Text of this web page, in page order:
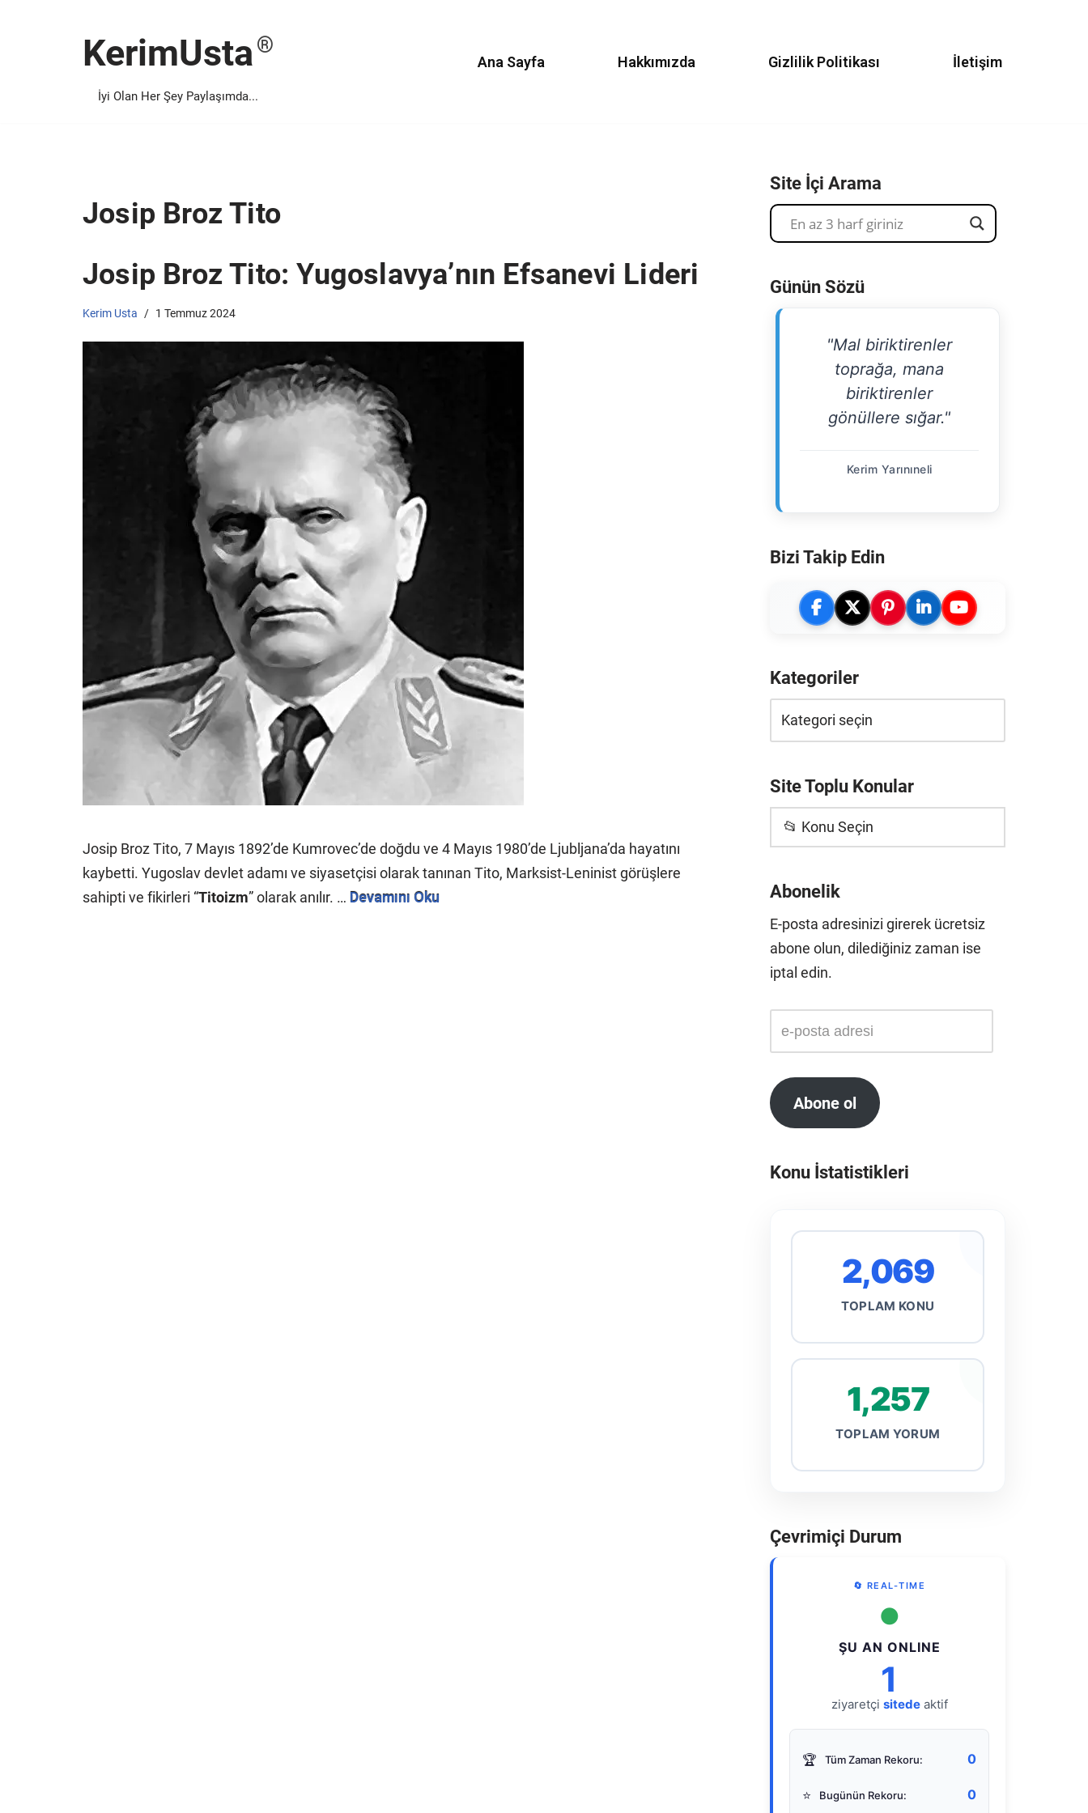
KerimUsta
İyi Olan Her Şey Paylaşımda...
Ana Sayfa Hakkımızda Gizlilik Politikası İletişim
Josip Broz Tito
Josip Broz Tito: Yugoslavya’nın Efsanevi Lideri
Kerim Usta 1 Temmuz 2024
Josip Broz Tito, 7 Mayıs 1892’de Kumrovec’de doğdu ve 4 Mayıs 1980’de Ljubljana’da hayatını
kaybetti. Yugoslav devlet adamı ve siyasetçisi olarak tanınan Tito, Marksist-Leninist görüşlere
sahipti ve fikirleri “Titoizm” olarak anılır. … Devamını Oku
Site İçi Arama
Günün Sözü
"Mal biriktirenler
toprağa, mana
biriktirenler
gönüllere sığar."
Kerim Yarınıneli
Bizi Takip Edin
Kategoriler
Site Toplu Konular
📂 Konu Seçin
Abonelik
E-posta adresinizi girerek ücretsiz
abone olun, dilediğiniz zaman ise
iptal edin.
Abone ol
Konu İstatistikleri
2,069
TOPLAM KONU
1,257
TOPLAM YORUM
Çevrimiçi Durum
🔄 REAL-TIME
●
ŞU AN ONLINE
1
ziyaretçi sitedeaktif
🏆 Tüm Zaman Rekoru: 0
⭐ Bugünün Rekoru: 0